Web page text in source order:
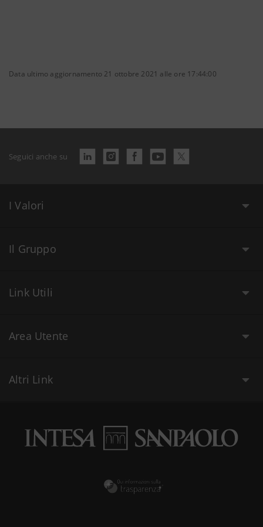
Data ultimo aggiornamento 21 ottobre 2021 alle ore 17:44:00
Seguici anche su
I Valori
Il Gruppo
Link Utili
Area Utente
Altri Link